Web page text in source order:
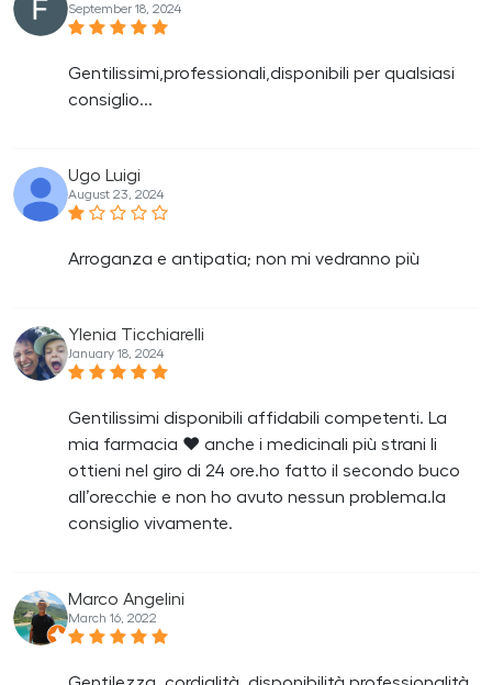
September 18, 2024
Gentilissimi,professionali,disponibili per qualsiasi
consiglio...
Ugo Luigi
August 23, 2024
Arroganza e antipatia; non mi vedranno più
Ylenia Ticchiarelli
January 18, 2024
Gentilissimi disponibili affidabili competenti. La
mia farmacia ❤️ anche i medicinali più strani li
ottieni nel giro di 24 ore.ho fatto il secondo buco
all’orecchie e non ho avuto nessun problema.la
consiglio vivamente.
Marco Angelini
March 16, 2022